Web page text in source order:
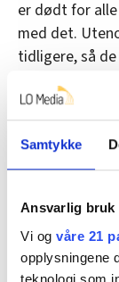
Samtykke
Ansvarlig bruk
Vi og våre 21
opplysningene
teknologi som
er dødt for
med det.
tidligere, så
– Vi i
det er rundt
året. Men vi
Det er jo
– Vi prøver å
pool-ordning
tomt hos dem